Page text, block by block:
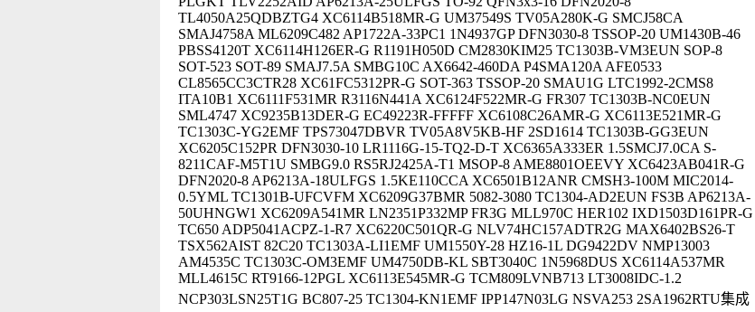
TL4050A25QDBZTG4 XC6114B518MR-G UM37549S TV05A280K-G SMCJ58CA
SMAJ4758A ML6209C482 AP1722A-33PC1 1N4937GP DFN3030-8 TSSOP-20 UM1430B-46
PBSS4120T XC6114H126ER-G R1191H050D CM2830KIM25 TC1303B-VM3EUN SOP-8
SOT-523 SOT-89 SMAJ7.5A SMBG10C AX6642-460DA P4SMA120A AFE0533
CL8565CC3CTR28 XC61FC5312PR-G SOT-363 TSSOP-20 SMAU1G LTC1992-2CMS8
ITA10B1 XC6111F531MR R3116N441A XC6124F522MR-G FR307 TC1303B-NC0EUN
SML4747 XC9235B13DER-G EC49223R-FFFFF XC6108C26AMR-G XC6113E521MR-G
TC1303C-YG2EMF TPS73047DBVR TV05A8V5KB-HF 2SD1614 TC1303B-GG3EUN
XC6205C152PR DFN3030-10 LR1116G-15-TQ2-D-T XC6365A333ER 1.5SMCJ7.0CA S-
8211CAF-M5T1U SMBG9.0 RS5RJ2425A-T1 MSOP-8 AME8801OEEVY XC6423AB041R-G
DFN2020-8 AP6213A-18ULFGS 1.5KE110CCA XC6501B12ANR CMSH3-100M MIC2014-
0.5YML TC1301B-UFCVFM XC6209G37BMR 5082-3080 TC1304-AD2EUN FS3B AP6213A-
50UHNGW1 XC6209A541MR LN2351P332MP FR3G MLL970C HER102 IXD1503D161PR-G
TC650 ADP5041ACPZ-1-R7 XC6220C501QR-G NLV74HC157ADTR2G MAX6402BS26-T
TSX562AIST 82C20 TC1303A-LI1EMF UM1550Y-28 HZ16-1L DG9422DV NMP13003
AM4535C TC1303C-OM3EMF UM4750DB-KL SBT3040C 1N5968DUS XC6114A537MR
MLL4615C RT9166-12PGL XC6113E545MR-G TCM809LVNB713 LT3008IDC-1.2
NCP303LSN25T1G BC807-25 TC1304-KN1EMF IPP147N03LG NSVA253 2SA1962RTU集成